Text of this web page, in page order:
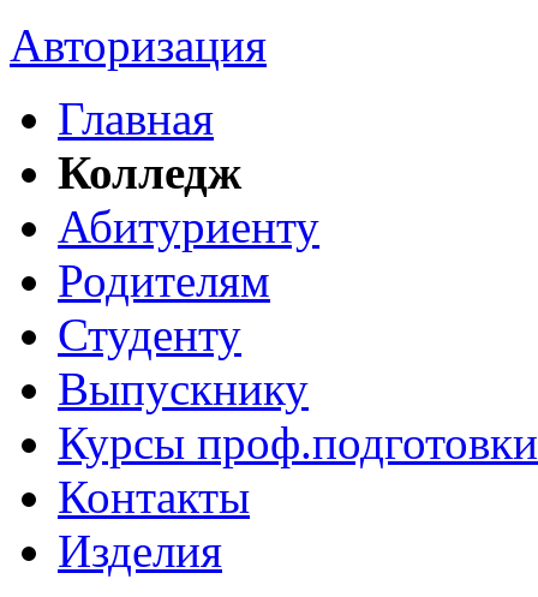
Авторизация
Главная
Колледж
Абитуриенту
Родителям
Студенту
Выпускнику
Курсы проф.подготовки
Контакты
Изделия